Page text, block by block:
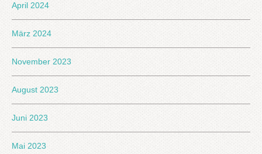
April 2024
März 2024
November 2023
August 2023
Juni 2023
Mai 2023